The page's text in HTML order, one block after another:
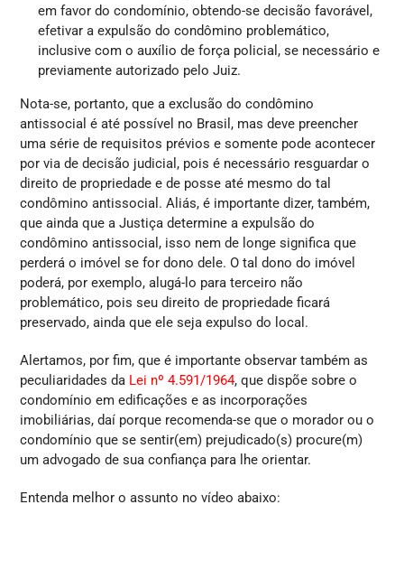
em favor do condomínio, obtendo-se decisão favorável,
efetivar a expulsão do condômino problemático,
inclusive com o auxílio de força policial, se necessário e
previamente autorizado pelo Juiz.
Nota-se, portanto, que a exclusão do condômino
antissocial é até possível no Brasil, mas deve preencher
uma série de requisitos prévios e somente pode acontecer
por via de decisão judicial, pois é necessário resguardar o
direito de propriedade e de posse até mesmo do tal
condômino antissocial. Aliás, é importante dizer, também,
que ainda que a Justiça determine a expulsão do
condômino antissocial, isso nem de longe significa que
perderá o imóvel se for dono dele. O tal dono do imóvel
poderá, por exemplo, alugá-lo para terceiro não
problemático, pois seu direito de propriedade ficará
preservado, ainda que ele seja expulso do local.
Alertamos, por fim, que é importante observar também as
peculiaridades da Lei nº 4.591/1964, que dispõe sobre o
condomínio em edificações e as incorporações
imobiliárias, daí porque recomenda-se que o morador ou o
condomínio que se sentir(em) prejudicado(s) procure(m)
um advogado de sua confiança para lhe orientar.
Entenda melhor o assunto no vídeo abaixo: